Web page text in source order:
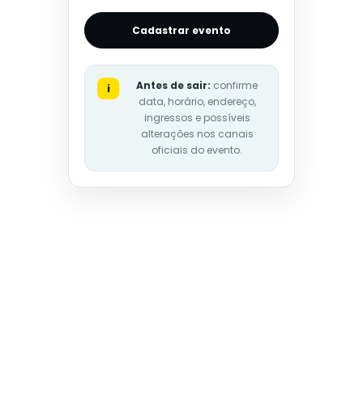
Cadastrar evento
i Antes de sair: confirme
data, horário, endereço,
ingressos e possíveis
alterações nos canais
oficiais do evento.